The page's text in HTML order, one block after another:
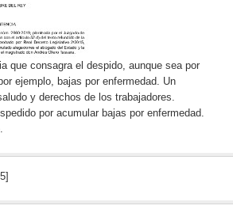
que consagra el despido, aunque sea por
ejemplo, bajas por enfermedad. Un
y derechos de los trabajadores.
por acumular bajas por enfermedad.